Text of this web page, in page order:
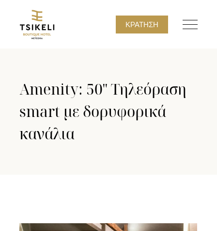
ΚΡΆΤΗΣΗ
Amenity: 50'' Τηλεόραση
smart με δορυφορικά
κανάλια